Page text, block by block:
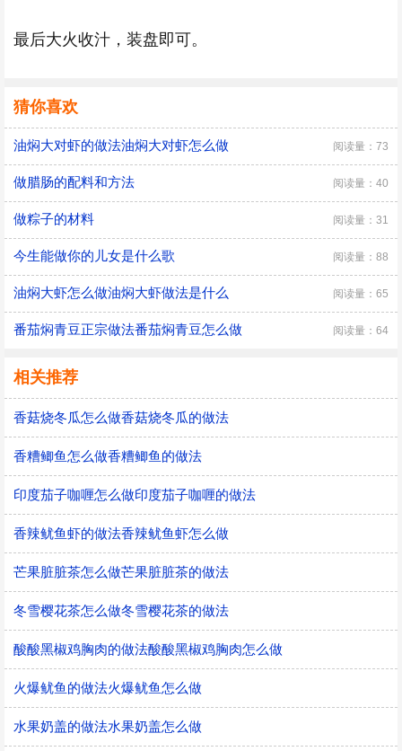
最后大火收汁，装盘即可。
猜你喜欢
油焖大对虾的做法油焖大对虾怎么做 阅读量：73
做腊肠的配料和方法 阅读量：40
做粽子的材料 阅读量：31
今生能做你的儿女是什么歌 阅读量：88
油焖大虾怎么做油焖大虾做法是什么 阅读量：65
番茄焖青豆正宗做法番茄焖青豆怎么做 阅读量：64
相关推荐
香菇烧冬瓜怎么做香菇烧冬瓜的做法
香糟鲫鱼怎么做香糟鲫鱼的做法
印度茄子咖喱怎么做印度茄子咖喱的做法
香辣鱿鱼虾的做法香辣鱿鱼虾怎么做
芒果脏脏茶怎么做芒果脏脏茶的做法
冬雪樱花茶怎么做冬雪樱花茶的做法
酸酸黑椒鸡胸肉的做法酸酸黑椒鸡胸肉怎么做
火爆鱿鱼的做法火爆鱿鱼怎么做
水果奶盖的做法水果奶盖怎么做